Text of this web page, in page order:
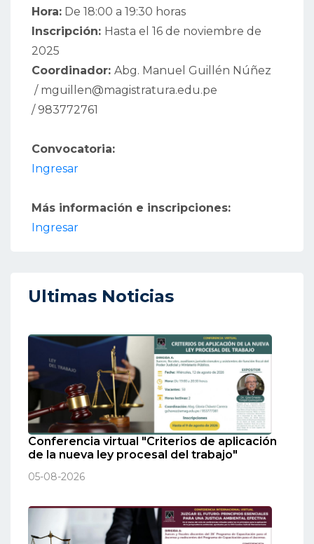
Hora: De 18:00 a 19:30 horas
Inscripción: Hasta el 16 de noviembre de
2025
Coordinador: Abg. Manuel Guillén Núñez
/ mguillen@magistratura.edu.pe
/ 983772761
Convocatoria:
Ingresar
Más información e inscripciones:
Ingresar
Ultimas Noticias
Conferencia virtual "Criterios de aplicación
de la nueva ley procesal del trabajo"
05-08-2026